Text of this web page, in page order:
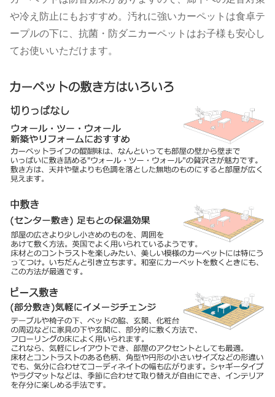
や冷え防止にもおすすめ。汚れに強いカーペットは食卓テ
ープルの下に、抗菌・防ダニカーペットはお子様も安心し
てお使いいただけます。